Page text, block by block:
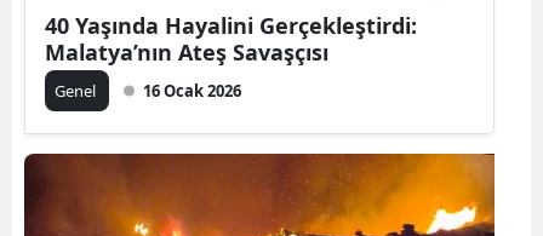
40 Yaşında Hayalini Gerçekleştirdi:
Malatya’nın Ateş Savaşçısı
Genel 16 Ocak 2026